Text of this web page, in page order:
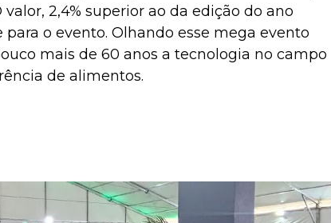
2,4% superior ao da edição do ano
o evento. Olhando esse mega evento
mais de 60 anos a tecnologia no campo
de alimentos.